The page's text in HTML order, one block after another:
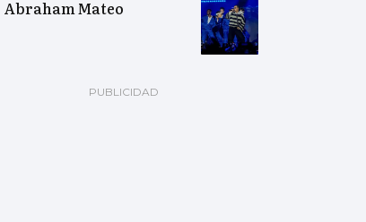
Abraham Mateo